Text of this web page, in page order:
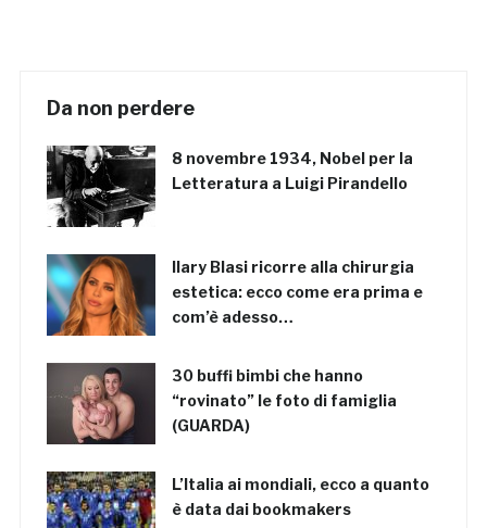
Da non perdere
8 novembre 1934, Nobel per la
Letteratura a Luigi Pirandello
Ilary Blasi ricorre alla chirurgia
estetica: ecco come era prima e
com’è adesso…
30 buffi bimbi che hanno
“rovinato” le foto di famiglia
(GUARDA)
L’Italia ai mondiali, ecco a quanto
è data dai bookmakers